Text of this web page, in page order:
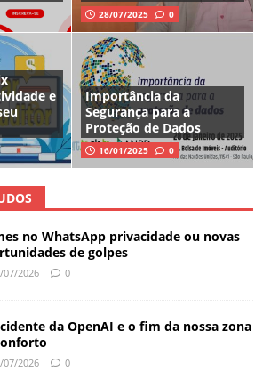
28/07/2025 0
e
Importância da
Segurança para a
Proteção de Dados
16/01/2025 0
no WhatsApp privacidade ou novas
de golpes
07/2026 0
da OpenAI e o fim da nossa zona
07/2026 0